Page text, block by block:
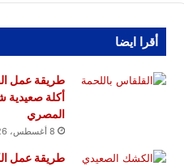
أقرا ايضا
طريقة عمل
أكلة صعيدية
المصري
8 أغسطس، 2026
طريقة عمل